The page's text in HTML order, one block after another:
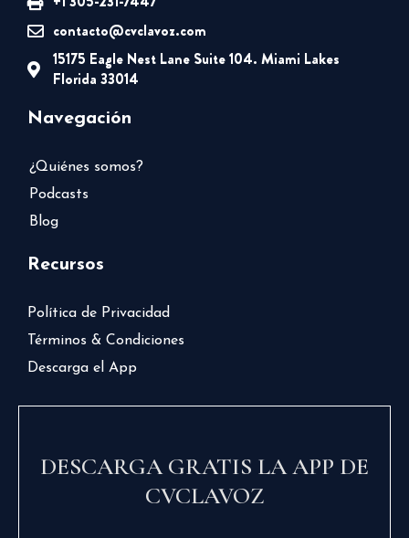
contacto@cvclavoz.com
15175 Eagle Nest Lane Suite 104. Miami Lakes
Florida 33014
Navegación
¿Quiénes somos?
Podcasts
Blog
Recursos
Política de Privacidad
Términos & Condiciones
Descarga el App
DESCARGA GRATIS LA APP DE
CVCLAVOZ